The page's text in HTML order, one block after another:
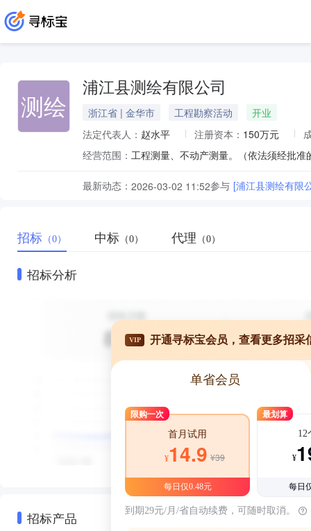
测绘
浦江县测绘有限公司
浙江省 | 金华市 工程勘察活动
开业
法定代表人： 赵水平 注册资本： 150万元
经营范围： 工程测量、不动产测量。（依法须经批
最新动态： 2026-03-02 11:52参与
招标 （0） 中标 （0） 代理 （0）
招标分析
招标产品
VIP 开通寻标宝会员，查看更多招采
单省会员
限购一次
首月试用
¥14.9 ¥39
每日仅0.48元
最划算
12
¥
每日
到期29元/月/省自动续费，可随时取消。